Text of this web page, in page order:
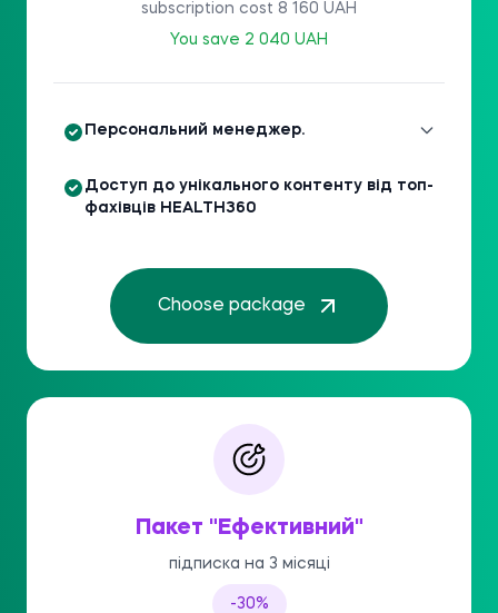
subscription cost 8 160 UAH
You save 2 040 UAH
Персональний менеджер.
Доступ до унікального контенту від топ-
фахівців HEALTH360
Choose package
Пакет "Ефективний"
підписка на 3 місяці
-30%